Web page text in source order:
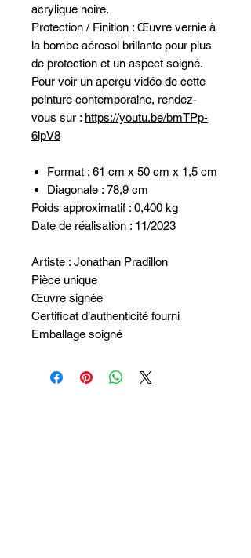
acrylique noire.
Protection / Finition : Œuvre vernie à
la bombe aérosol brillante pour plus
de protection et un aspect soigné.
Pour voir un aperçu vidéo de cette
peinture contemporaine, rendez-
vous sur : https://youtu.be/bmTPp-
6lpV8
Format : 61 cm x 50 cm x 1,5 cm
Diagonale : 78,9 cm
Poids approximatif : 0,400 kg
Date de réalisation : 11/2023
Artiste : Jonathan Pradillon
Pièce unique
Œuvre signée
Certificat d’authenticité fourni
Emballage soigné